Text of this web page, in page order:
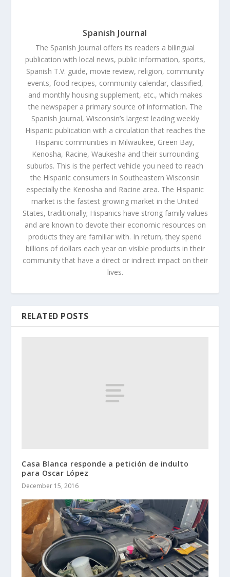
Spanish Journal
The Spanish Journal offers its readers a bilingual
publication with local news, public information, sports,
Spanish T.V. guide, movie review, religion, community
events, food recipes, community calendar, classified,
and monthly housing supplement, etc., which makes
the newspaper a primary source of information. The
Spanish Journal, Wisconsin’s largest leading weekly
Hispanic publication with a circulation that reaches the
Hispanic communities in Milwaukee, Green Bay,
Kenosha, Racine, Waukesha and their surrounding
suburbs. This is the perfect vehicle you need to reach
the Hispanic consumers in Southeastern Wisconsin
especially the Kenosha and Racine area. The Hispanic
market is the fastest growing market in the United
States, traditionally; Hispanics have strong family values
and are known to devote their economic resources on
products they are familiar with. In return, they spend
billions of dollars each year on visible products in their
community that have a direct or indirect impact on their
lives.
RELATED POSTS
Casa Blanca responde a petición de indulto
para Oscar López
December 15, 2016